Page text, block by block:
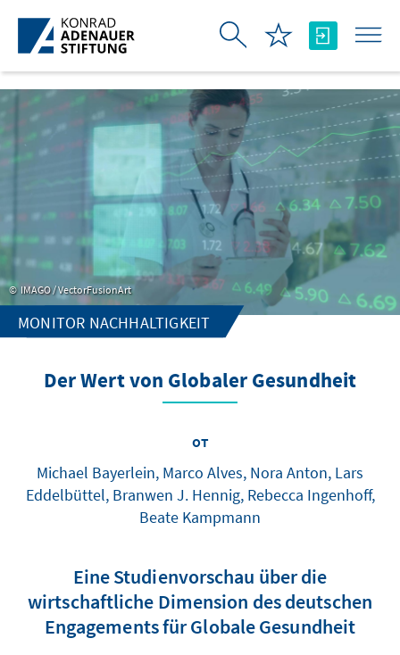
Skip to Main Content
IMAGO / VectorFusionArt
MONITOR NACHHALTIGKEIT
Der Wert von Globaler Gesundheit
от
Michael Bayerlein, Marco Alves, Nora Anton, Lars
Eddelbüttel, Branwen J. Hennig, Rebecca Ingenhoff,
Beate Kampmann
Eine Studienvorschau über die
wirtschaftliche Dimension des deutschen
Engagements für Globale Gesundheit